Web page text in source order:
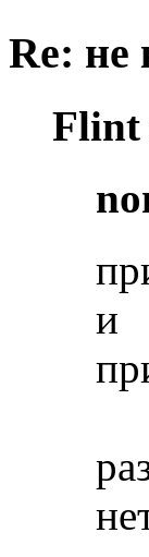
Re: не
Flint
и